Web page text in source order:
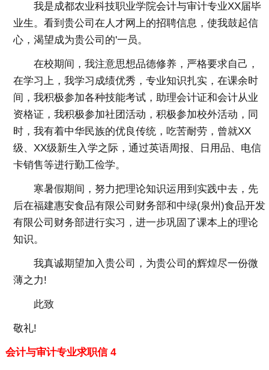
我是成都农业科技职业学院会计与审计专业XX届毕
业生。看到贵公司在人才网上的招聘信息，使我鼓起信
心，渴望成为贵公司的'一员。
在校期间，我注意思想品德修养，严格要求自己，
在学习上，我学习成绩优秀，专业知识扎实，在课余时
间，我积极参加各种技能考试，助理会计证和会计从业
资格证，我积极参加社团活动，积极参加校外活动，同
时，我有着中华民族的优良传统，吃苦耐劳，曾就XX
级、XX级新生入学之际，通过英语周报、日用品、电信
卡销售等进行勤工俭学。
寒暑假期间，努力把理论知识运用到实践中去，先
后在福建惠安食品有限公司财务部和中绿(泉州)食品开发
有限公司财务部进行实习，进一步巩固了课本上的理论
知识。
我真诚期望加入贵公司，为贵公司的辉煌尽一份微
薄之力!
此致
敬礼!
会计与审计专业求职信 4